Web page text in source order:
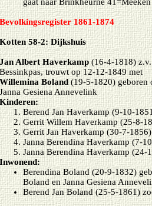
Bevolkingsregister 1861-1874
Kotten 58-2: Dijkshuis
Jan Albert Haverkamp(16-4-1818)
Bessinkpas, trouwt op 12-12-1849 met
Willemina Boland(19-5-1820) geboren
Janna Gesiena Annevelink
Kinderen:
Berend Jan Haverkamp (9-10-
Gerrit Willem Haverkamp (25-8-
Gerrit Jan Haverkamp (30-7-
Janna Berendina Haverkamp (7-
Janna Berendina Haverkamp
Inwonend:
Berendina Boland (20-9-1832)
Boland en Janna Gesiena
Berend Jan Boland (25-5-1861)